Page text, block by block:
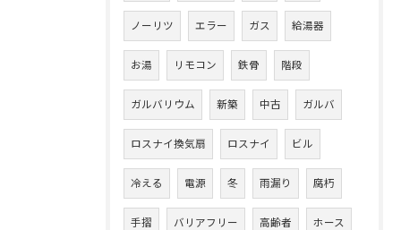
ノーリツ エラー ガス 給湯器
お湯 リモコン 鉄骨 階段
ガルバリウム 新築 中古 ガルバ
ロスナイ換気扇 ロスナイ ビル
冷える 電源 冬 雨漏り 腐朽
手摺 バリアフリー 高齢者 ホース